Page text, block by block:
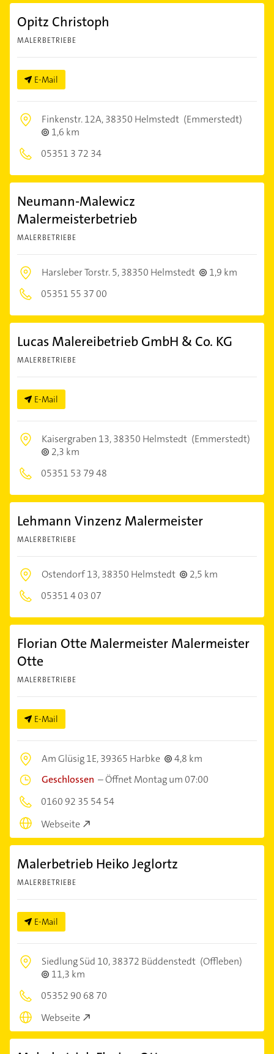
Opitz Christoph
MALERBETRIEBE
E-Mail
Finkenstr. 12A,38350 Helmstedt (Emmerstedt)
1,6 km
05351 3 72 34
Neumann-Malewicz
Malermeisterbetrieb
MALERBETRIEBE
Harsleber Torstr. 5,38350 Helmstedt
1,9 km
05351 55 37 00
Lucas Malereibetrieb GmbH & Co. KG
MALERBETRIEBE
E-Mail
Kaisergraben 13,38350 Helmstedt (Emmerstedt)
2,3 km
05351 53 79 48
Lehmann Vinzenz Malermeister
MALERBETRIEBE
Ostendorf 13,38350 Helmstedt
2,5 km
05351 4 03 07
Florian Otte Malermeister Malermeister
Otte
MALERBETRIEBE
E-Mail
Am Glüsig 1E,39365 Harbke
4,8 km
Geschlossen –Öffnet Montag um 07:00
0160 92 35 54 54
Webseite
Malerbetrieb Heiko Jeglortz
MALERBETRIEBE
E-Mail
Siedlung Süd 10,38372 Büddenstedt (Offleben)
11,3 km
05352 90 68 70
Webseite